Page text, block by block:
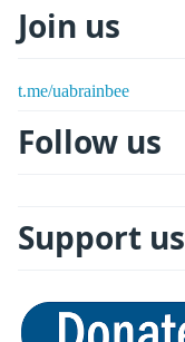
Join us
t.me/uabrainbee
Follow us
Support us